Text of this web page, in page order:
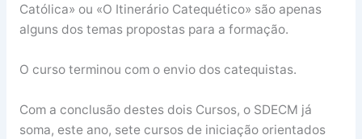
Católica» ou «O Itinerário Catequético» são apenas
alguns dos temas propostas para a formação.
O curso terminou com o envio dos catequistas.
Com a conclusão destes dois Cursos, o SDECM já
soma, este ano, sete cursos de iniciação orientados